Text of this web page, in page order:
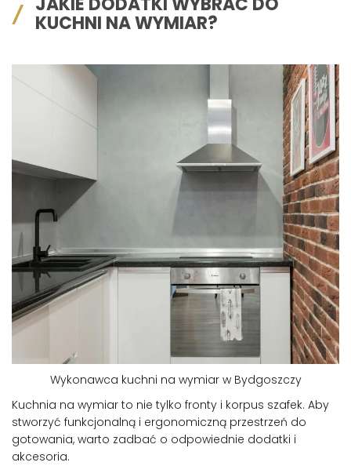
KUCHNI NA WYMIAR?
Wykonawca kuchni na wymiar w Bydgoszczy
Kuchnia na wymiar to nie tylko fronty i korpus szafek. Aby
stworzyć funkcjonalną i ergonomiczną przestrzeń do
gotowania, warto zadbać o odpowiednie dodatki i
akcesoria.